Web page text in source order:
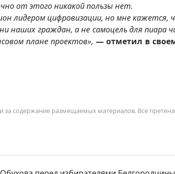
от этого никакой пользы нет.
лидером цифровизации, но мне
наших граждан, а не самоцель для пиара
плане проектов»,— отметил в
за содержание размещаемых материалов. Все